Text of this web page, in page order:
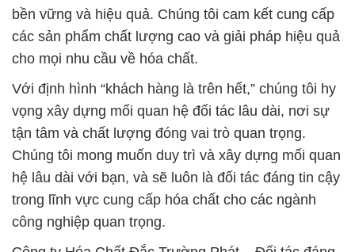
vọng xây dựng mối quan hệ đối tác lâu dài, nơi sự
tận tâm và chất lượng đóng vai trò quan trọng.
Chúng tôi mong muốn duy trì và xây dựng mối quan
hệ lâu dài với bạn, và sẽ luôn là đối tác đáng tin cậy
trong lĩnh vực cung cấp hóa chất cho các ngành
công nghiệp quan trọng.
Công ty Hóa Chất Đắc Trường Phát – Đối tác đáng
tin cậy cho sự thành công của bạn. Chúng tôi không
chỉ cung cấp sản phẩm hóa chất chất lượng cao mà
còn đóng góp vào việc tạo môi trường lý tưởng cho
sự phát triển của ngành thủy sản.